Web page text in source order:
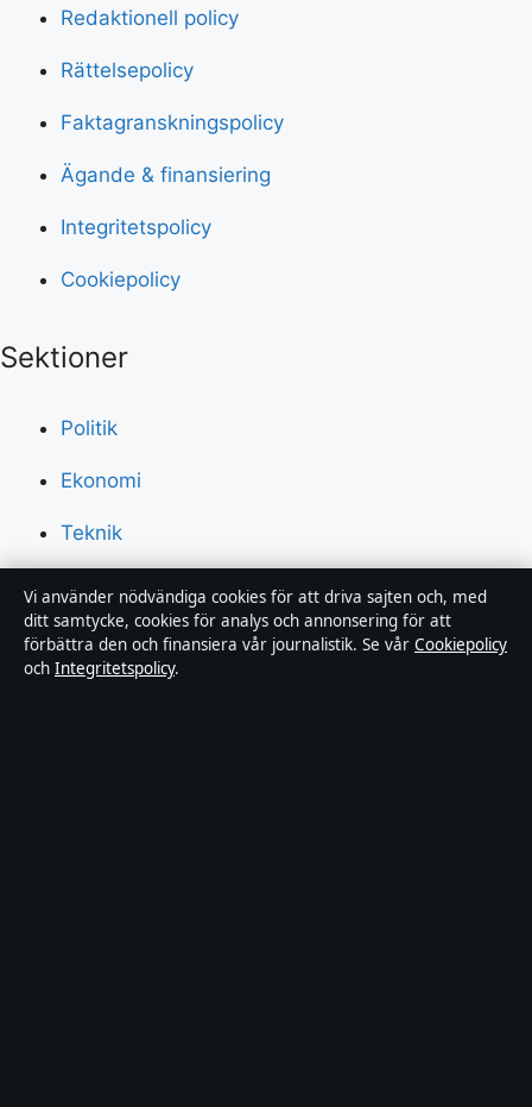
Redaktionell policy
Rättelsepolicy
Faktagranskningspolicy
Ägande & finansiering
Integritetspolicy
Cookiepolicy
Sektioner
Politik
Ekonomi
Teknik
Världen
Sport
Vi använder nödvändiga cookies för att driva sajten och, med
ditt samtycke, cookies för analys och annonsering för att
förbättra den och finansiera vår journalistik. Se vår Cookiepolicy
och Integritetspolicy.